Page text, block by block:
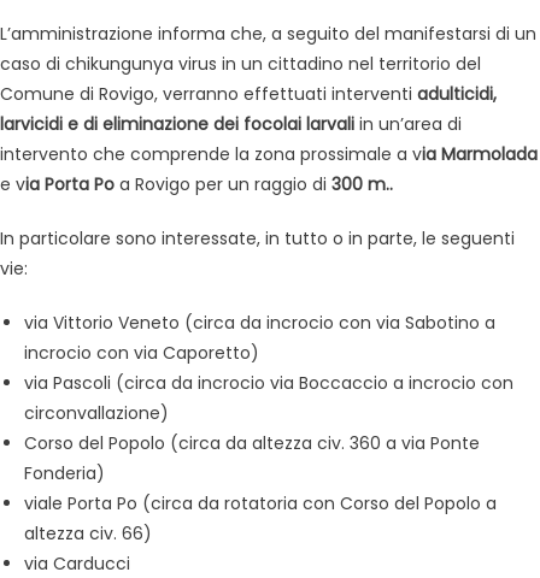
L’amministrazione informa che, a seguito del manifestarsi di un
caso di chikungunya virus in un cittadino nel territorio del
Comune di Rovigo, verranno effettuati interventi adulticidi,
larvicidi e di eliminazione dei focolai larvali in un’area di
intervento che comprende la zona prossimale a via Marmolada
e via Porta Po a Rovigo per un raggio di 300 m..
In particolare sono interessate, in tutto o in parte, le seguenti
vie:
via Vittorio Veneto (circa da incrocio con via Sabotino a
incrocio con via Caporetto)
via Pascoli (circa da incrocio via Boccaccio a incrocio con
circonvallazione)
Corso del Popolo (circa da altezza civ. 360 a via Ponte
Fonderia)
viale Porta Po (circa da rotatoria con Corso del Popolo a
altezza civ. 66)
via Carducci